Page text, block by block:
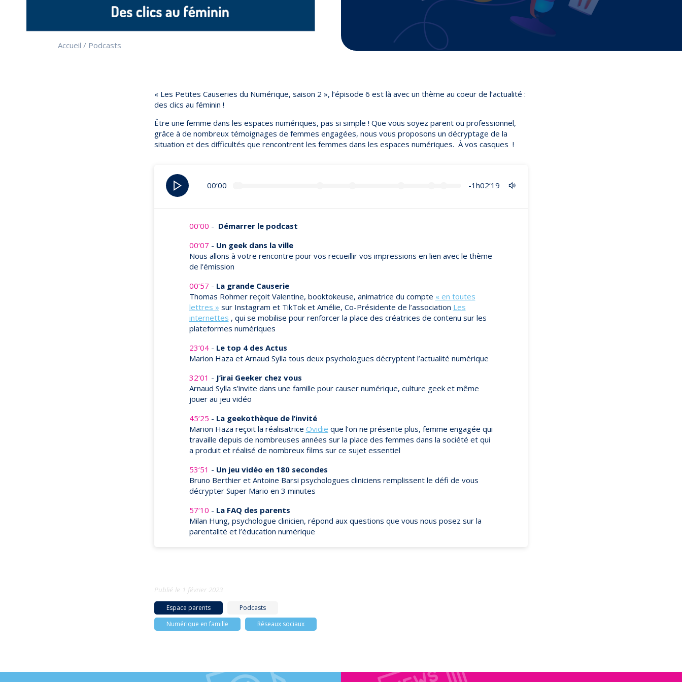
Accueil / Podcasts
« Les Petites Causeries du Numérique, saison 2 », l’épisode 6 est là avec un thème au coeur de l’actualité :
des clics au féminin !
Être une femme dans les espaces numériques, pas si simple ! Que vous soyez parent ou professionnel,
grâce à de nombreux témoignages de femmes engagées, nous vous proposons un décryptage de la
situation et des difficultés que rencontrent les femmes dans les espaces numériques. À vos casques !
00‘00 -1h02‘19
00‘00 - Démarrer le podcast
00‘07 - Un geek dans la ville
Nous allons à votre rencontre pour vos recueillir vos impressions en lien avec le thème
de l’émission
00‘57 - La grande Causerie
Thomas Rohmer reçoit Valentine, booktokeuse, animatrice du compte « en toutes
lettres » sur Instagram et TikTok et Amélie, Co-Présidente de l’association Les
internettes , qui se mobilise pour renforcer la place des créatrices de contenu sur les
plateformes numériques
23‘04- Le top 4 des Actus
Marion Haza et Arnaud Sylla tous deux psychologues décryptent l’actualité numérique
32‘01 - J’irai Geeker chez vous
Arnaud Sylla s’invite dans une famille pour causer numérique, culture geek et même
jouer au jeu vidéo
45‘25 - La geekothèque de l’invité
Marion Haza reçoit la réalisatrice Ovidie que l’on ne présente plus, femme engagée qui
travaille depuis de nombreuses années sur la place des femmes dans la société et qui
a produit et réalisé de nombreux films sur ce sujet essentiel
53‘51 - Un jeu vidéo en 180 secondes
Bruno Berthier et Antoine Barsi psychologues cliniciens remplissent le défi de vous
décrypter Super Mario en 3 minutes
57‘10 - La FAQ des parents
Milan Hung, psychologue clinicien, répond aux questions que vous nous posez sur la
parentalité et l’éducation numérique
Publié le 1 février 2023
Espace parents
Podcasts
Numérique en famille
Réseaux sociaux